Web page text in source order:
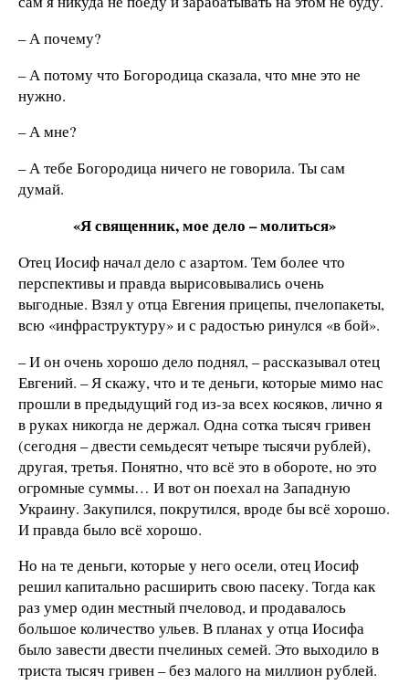
– А почему?
– А потому что Богородица сказала, что мне это не
нужно.
– А мне?
– А тебе Богородица ничего не говорила. Ты сам
думай.
«Я священник, мое дело – молиться»
Отец Иосиф начал дело с азартом. Тем более что
перспективы и правда вырисовывались очень
выгодные. Взял у отца Евгения прицепы, пчелопакеты,
всю «инфраструктуру» и с радостью ринулся «в бой».
– И он очень хорошо дело поднял, – рассказывал отец
Евгений. – Я скажу, что и те деньги, которые мимо нас
прошли в предыдущий год из-за всех косяков, лично я
в руках никогда не держал. Одна сотка тысяч гривен
(сегодня – двести семьдесят четыре тысячи рублей),
другая, третья. Понятно, что всё это в обороте, но это
огромные суммы… И вот он поехал на Западную
Украину. Закупился, покрутился, вроде бы всё хорошо.
И правда было всё хорошо.
Но на те деньги, которые у него осели, отец Иосиф
решил капитально расширить свою пасеку. Тогда как
раз умер один местный пчеловод, и продавалось
большое количество ульев. В планах у отца Иосифа
было завести двести пчелиных семей. Это выходило в
триста тысяч гривен – без малого на миллион рублей.